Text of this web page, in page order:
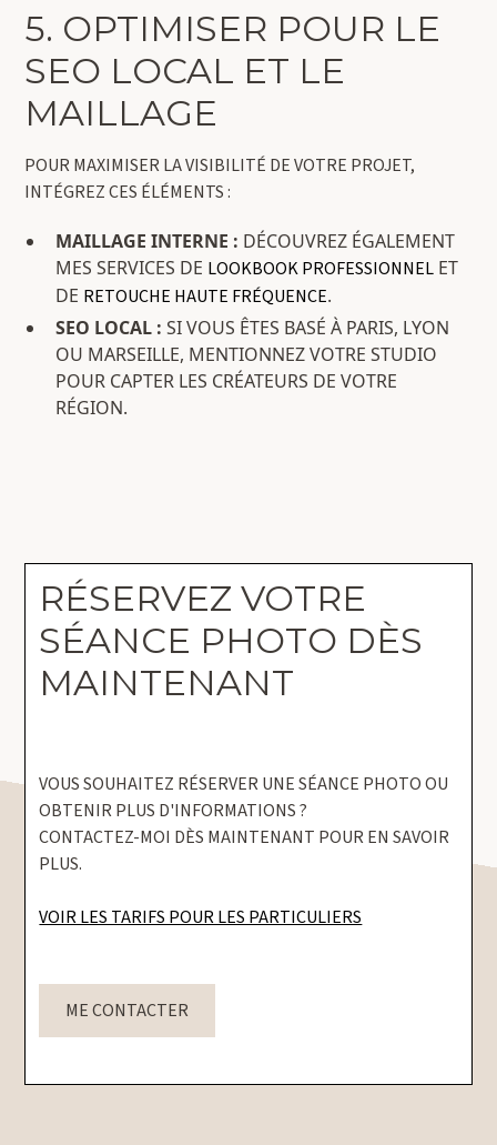
5. OPTIMISER POUR LE
SEO LOCAL ET LE
MAILLAGE
POUR MAXIMISER LA VISIBILITÉ DE VOTRE PROJET,
INTÉGREZ CES ÉLÉMENTS :
MAILLAGE INTERNE : DÉCOUVREZ ÉGALEMENT
MES SERVICES DE LOOKBOOK PROFESSIONNEL ET
DE RETOUCHE HAUTE FRÉQUENCE.
SEO LOCAL : SI VOUS ÊTES BASÉ À PARIS, LYON
OU MARSEILLE, MENTIONNEZ VOTRE STUDIO
POUR CAPTER LES CRÉATEURS DE VOTRE
RÉGION.
RÉSERVEZ VOTRE
SÉANCE PHOTO DÈS
MAINTENANT
VOUS SOUHAITEZ RÉSERVER UNE SÉANCE PHOTO OU
OBTENIR PLUS D'INFORMATIONS ?
CONTACTEZ-MOI DÈS MAINTENANT POUR EN SAVOIR
PLUS.
VOIR LES TARIFS POUR LES PARTICULIERS
ME CONTACTER